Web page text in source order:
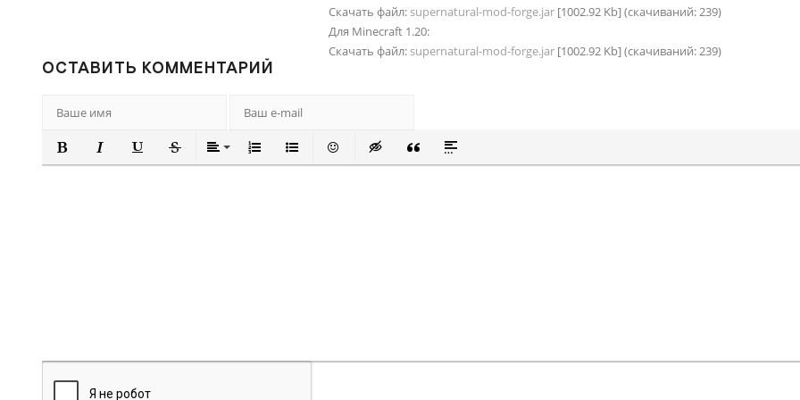
Скачать файл:supernatural-mod-forge.jar [1002.92 Kb] (cкачиваний: 239)
Для Minecraft 1.20:
Скачать файл:supernatural-mod-forge.jar [1002.92 Kb] (cкачиваний: 239)
ОСТАВИТЬ КОММЕНТАРИЙ
ПОЛУЖИРНЫЙ
КУРСИВПОДЧЕРКНУТЫЙ
ЗАЧЕРКНУТЫЙВЫРАВНИВАНИЕ
НУМЕРОВАННЫЙ СПИСОК
МАРКИРОВАННЫЙ СПИСОК
ВСТАВИТЬ СМАЙЛИК
ВСТАВКА СКРЫТОГО ТЕКСТА
ВСТАВКА ЦИТАТЫ
ВСТАВКА СПОЙЛЕРА